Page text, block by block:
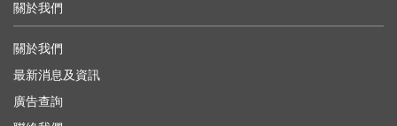
關於我們
關於我們
最新消息及資訊
廣告查詢